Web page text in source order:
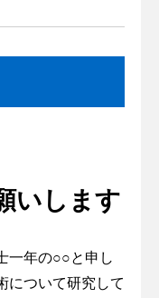
いします
一年の○○と申し
について研究して